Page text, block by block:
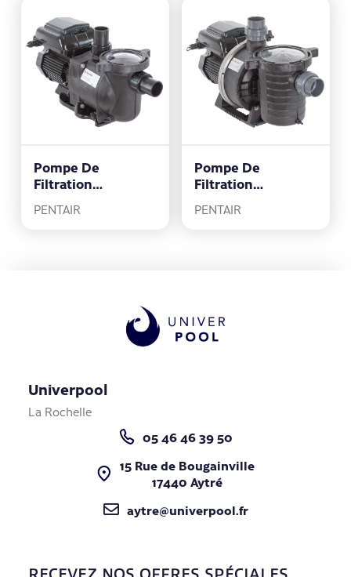
Pompe De
Filtration
PENTAIR
Pompe De
Filtration
PENTAIR
Univerpool
La Rochelle
05 46 46 39 50
15 Rue de Bougainville
17440 Aytré
aytre@univerpool.fr